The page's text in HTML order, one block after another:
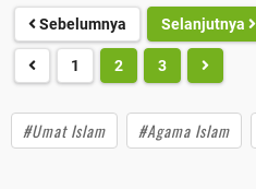
Sebelumnya Selanjutnya
1 2 3
#Umat Islam #Agama Islam